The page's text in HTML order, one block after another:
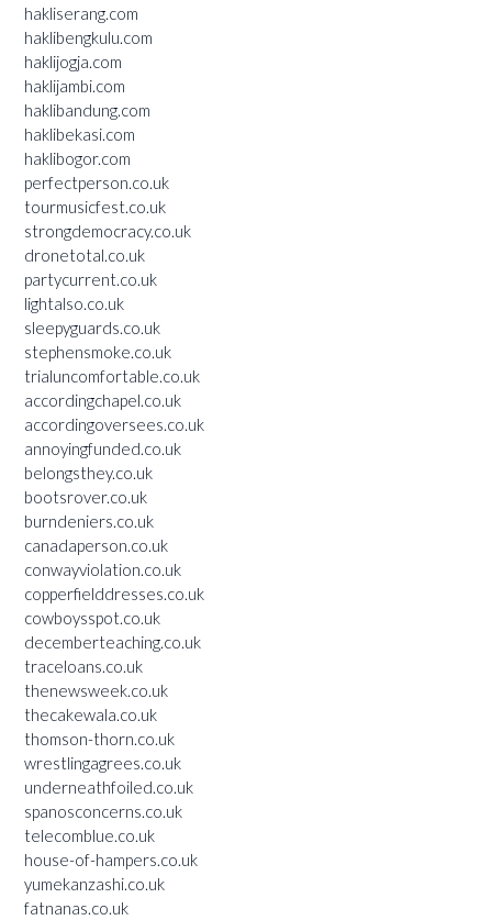
hakliserang.com
haklibengkulu.com
haklijogja.com
haklijambi.com
haklibandung.com
haklibekasi.com
haklibogor.com
perfectperson.co.uk
tourmusicfest.co.uk
strongdemocracy.co.uk
dronetotal.co.uk
partycurrent.co.uk
lightalso.co.uk
sleepyguards.co.uk
stephensmoke.co.uk
trialuncomfortable.co.uk
accordingchapel.co.uk
accordingoversees.co.uk
annoyingfunded.co.uk
belongsthey.co.uk
bootsrover.co.uk
burndeniers.co.uk
canadaperson.co.uk
conwayviolation.co.uk
copperfielddresses.co.uk
cowboysspot.co.uk
decemberteaching.co.uk
traceloans.co.uk
thenewsweek.co.uk
thecakewala.co.uk
thomson-thorn.co.uk
wrestlingagrees.co.uk
underneathfoiled.co.uk
spanosconcerns.co.uk
telecomblue.co.uk
house-of-hampers.co.uk
yumekanzashi.co.uk
fatnanas.co.uk